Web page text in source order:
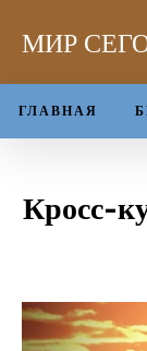
МИР
ГЛАВНАЯ
Кросс-